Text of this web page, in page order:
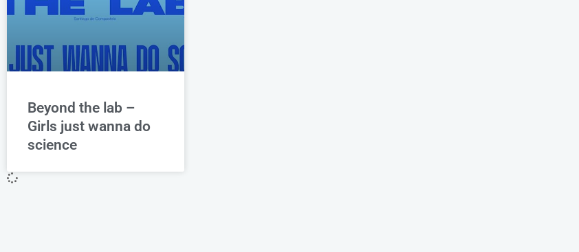
Beyond the lab –
Girls just wanna do
science